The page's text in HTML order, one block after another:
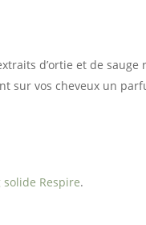
d’ortie et de sauge
sur vos cheveux un
Respire.